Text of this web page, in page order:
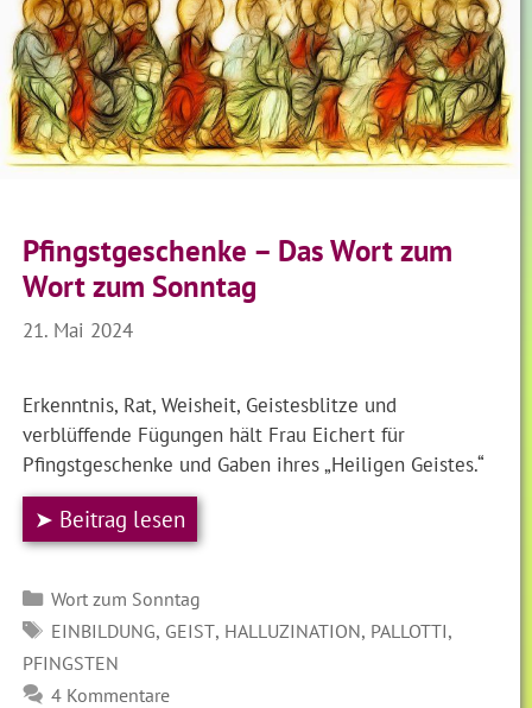
Pfingstgeschenke – Das Wort zum
Wort zum Sonntag
21. Mai 2024
Erkenntnis, Rat, Weisheit, Geistesblitze und
verblüffende Fügungen hält Frau Eichert für
Pfingstgeschenke und Gaben ihres „Heiligen Geistes.“
➤ Beitrag lesen
Kategorien
Wort zum Sonntag
SCHLAGWÖRTER
EINBILDUNG, GEIST, HALLUZINATION, PALLOTTI,
PFINGSTEN
4 Kommentare